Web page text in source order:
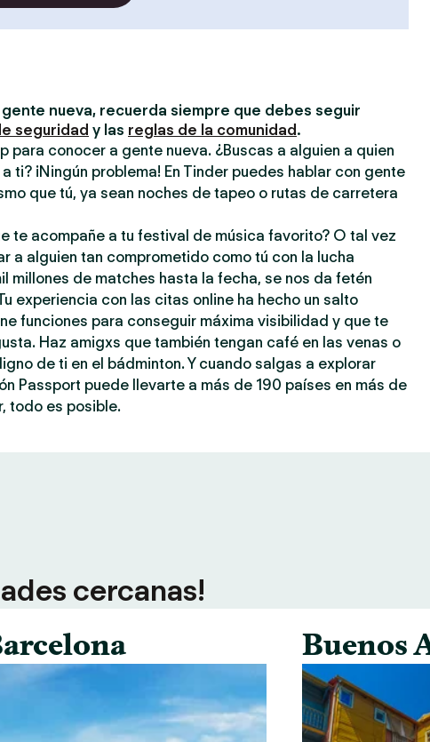
nueva, recuerda siempre que debes seguir
seguridad y las reglas de la comunidad .
para conocer a gente nueva. ¿Buscas a alguien a quien
ti? ¡Ningún problema! En Tinder puedes hablar con gente
que tú, ya sean noches de tapeo o rutas de carretera
te acompañe a tu festival de música favorito? O tal vez
a alguien tan comprometido como tú con la lucha
millones de matches hasta la fecha, se nos da fetén
experiencia con las citas online ha hecho un salto
funciones para conseguir máxima visibilidad y que te
Haz amigxs que también tengan café en las venas o
de ti en el bádminton. Y cuando salgas a explorar
Passport puede llevarte a más de 190 países en más de
todo es posible.
cercanas!
Buenos